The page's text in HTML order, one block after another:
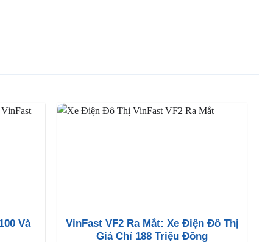
Và
VinFast VF2 Ra Mắt: Xe Điện Đô Thị
Giá Chỉ 188 Triệu Đồng